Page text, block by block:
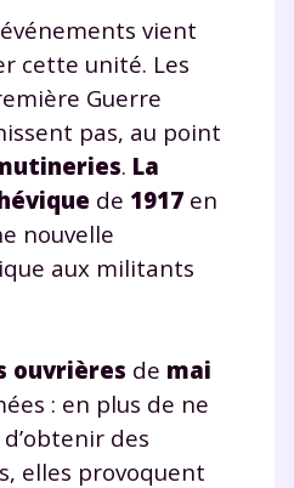
vient
cette unité. Les
Guerre
pas, au point
. La
de 1917 en
nouvelle
aux militants
ouvrières de mai
: en plus de ne
des
elles provoquent